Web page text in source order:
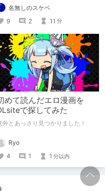
名無しのスケベ
9
2 11 分
めて読んだエロ漫画を
で探してみた
外とあっさり見つかりました！
Ryo
4
1 1 分以内